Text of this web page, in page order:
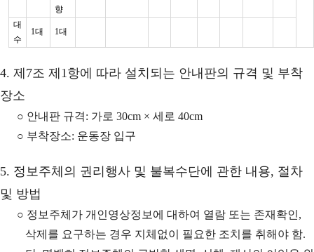
향
대
수
1대 1대
4. 제7조 제1항에 따라 설치되는 안내판의 규격 및 부착
장소
○ 안내판 규격: 가로 30cm × 세로 40cm
○ 부착장소: 운동장 입구
5. 정보주체의 권리행사 및 불복수단에 관한 내용, 절차
및 방법
○ 정보주체가 개인영상정보에 대하여 열람 또는 존재확인,
삭제를 요구하는 경우 지체없이 필요한 조치를 취해야 함.